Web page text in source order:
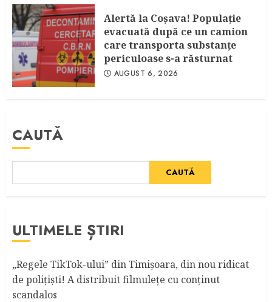
Alertă la Coşava! Populaţie
evacuată după ce un camion
care transporta substanţe
periculoase s-a răsturnat
AUGUST 6, 2026
CAUTĂ
CAUTĂ
ULTIMELE ȘTIRI
„Regele TikTok-ului” din Timişoara, din nou ridicat
de poliţişti! A distribuit filmuleţe cu conţinut
scandalos